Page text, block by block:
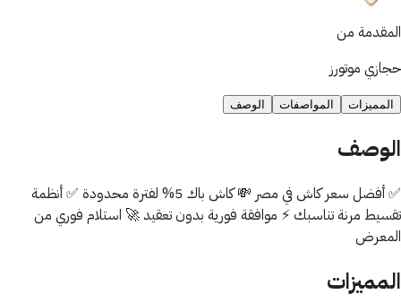
المقدمة من
حجازي موتورز
المميزات المواصفات الوصف
الوصف
✅ أفضل سعر كاش في مصر 💸 كاش باك 5% لفترة محدودة ✅ أنظمة
تقسيط مرنة تناسبك ⚡ موافقة فورية بدون تعقيد 🚀 استلام فوري من
المعرض
المميزات